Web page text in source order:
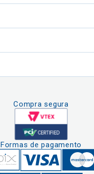
Compra segura
Formas de pagamento